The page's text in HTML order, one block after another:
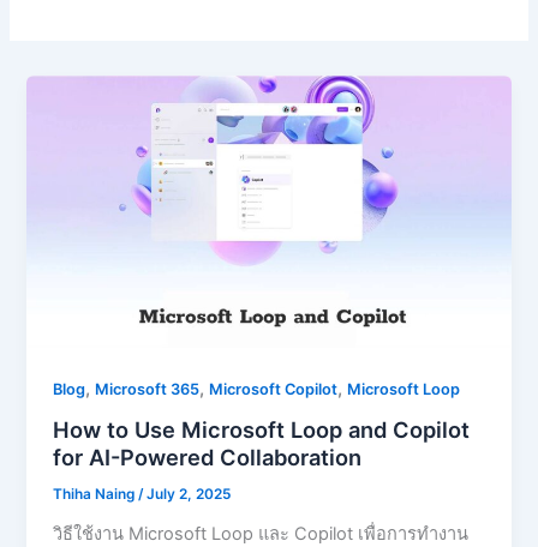
Blog, Microsoft 365, Microsoft Copilot, Microsoft Loop
How to Use Microsoft Loop and Copilot
for AI-Powered Collaboration
Thiha Naing/July 2, 2025
วิธีใช้งาน Microsoft Loop และ Copilot เพื่อการทำงาน